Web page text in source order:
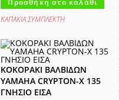
Προσθήκη στο καλάθι
ΚΑΠΑΚΙΑ ΣΥΜΠΛΕΚΤΗ
ΚΟΚΟΡΑΚΙ ΒΑΛΒΙΔΩΝ
YAMAHA CRYPTON-X 135
ΓΝΗΣΙΟ ΕΙΣΑ